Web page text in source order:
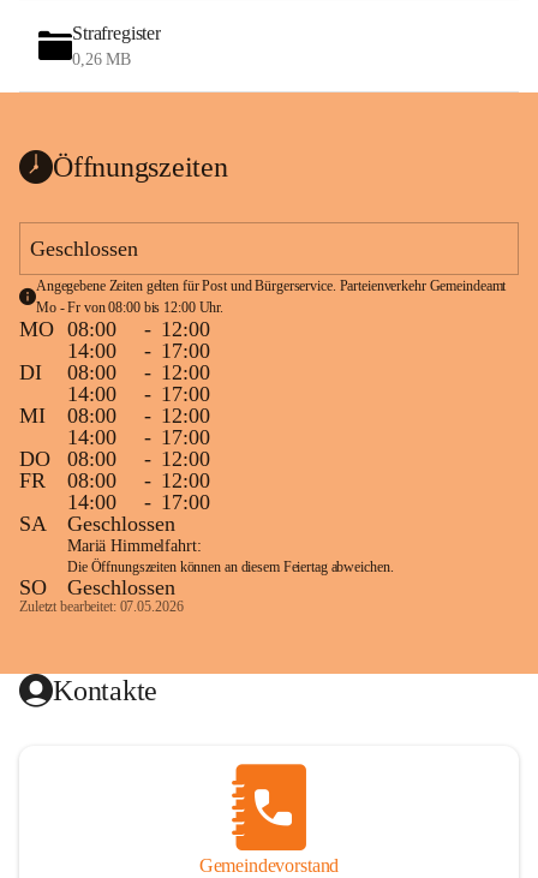
Strafregister
0,26 MB
Öffnungszeiten
Geschlossen
Angegebene Zeiten gelten für Post und Bürgerservice. Parteienverkehr Gemeindeamt
Mo - Fr von 08:00 bis 12:00 Uhr.
MO 08:00 - 12:00
14:00
- 17:00
DI
08:00 - 12:00
14:00
- 17:00
MI
08:00 - 12:00
14:00
- 17:00
DO
08:00 - 12:00
FR
08:00 - 12:00
14:00
- 17:00
SA
Geschlossen
Mariä Himmelfahrt:
Die Öffnungszeiten können an diesem Feiertag abweichen.
SO Geschlossen
Zuletzt bearbeitet: 07.05.2026
Kontakte
Gemeindevorstand